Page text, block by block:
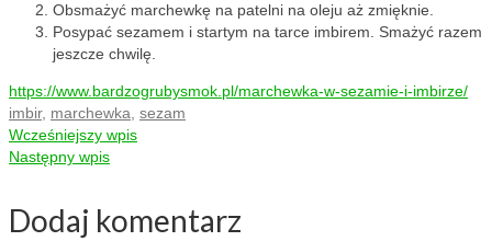
Obsmażyć marchewkę na patelni na oleju aż zmięknie.
Posypać sezamem i startym na tarce imbirem. Smażyć razem
jeszcze chwilę.
https://www.bardzogrubysmok.pl/marchewka-w-sezamie-i-imbirze/
imbir, marchewka sezam
Wcześniejszy wpis
Następny wpis
Dodaj komentarz